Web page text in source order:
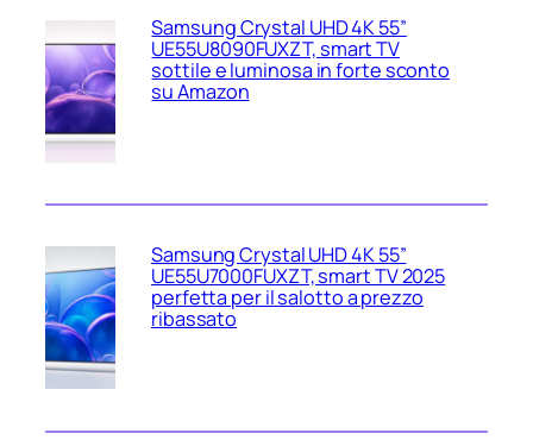
Samsung Crystal UHD 4K 55”
UE55U8090FUXZT, smart TV
sottile e luminosa in forte sconto
su Amazon
Samsung Crystal UHD 4K 55”
UE55U7000FUXZT, smart TV 2025
perfetta per il salotto a prezzo
ribassato